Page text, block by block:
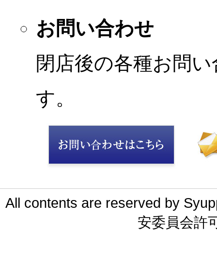
お問い合わせ
閉店後の各種お問
す。
All contents are reserved by
安委員会許